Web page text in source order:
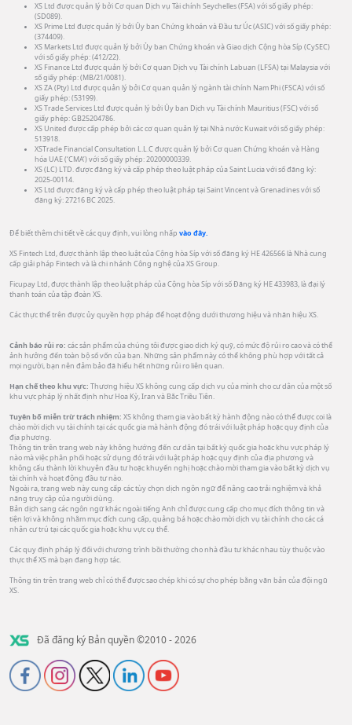
XS Ltd được quản lý bởi Cơ quan Dịch vụ Tài chính Seychelles (FSA) với số giấy phép:
(SD089).
XS Prime Ltd được quản lý bởi Ủy ban Chứng khoán và Đầu tư Úc (ASIC) với số giấy phép:
(374409).
XS Markets Ltd được quản lý bởi Ủy ban Chứng khoán và Giao dịch Cộng hòa Síp (CySEC)
với số giấy phép: (412/22).
XS Finance Ltd được quản lý bởi Cơ quan Dịch vụ Tài chính Labuan (LFSA) tại Malaysia với
số giấy phép: (MB/21/0081).
XS ZA (Pty) Ltd được quản lý bởi Cơ quan quản lý ngành tài chính Nam Phi (FSCA) với số
giấy phép: (53199).
XS Trade Services Ltd được quản lý bởi Ủy ban Dịch vụ Tài chính Mauritius (FSC) với số
giấy phép: GB25204786.
XS United được cấp phép bởi các cơ quan quản lý tại Nhà nước Kuwait với số giấy phép:
513918.
XSTrade Financial Consultation L.L.C được quản lý bởi Cơ quan Chứng khoán và Hàng
hóa UAE (‘CMA’) với số giấy phép: 20200000339.
XS (LC) LTD. được đăng ký và cấp phép theo luật pháp của Saint Lucia với số đăng ký:
2025-00114.
XS Ltd được đăng ký và cấp phép theo luật pháp tại Saint Vincent và Grenadines với số
đăng ký: 27216 BC 2025.
Để biết thêm chi tiết về các quy định, vui lòng nhấp vào đây.
XS Fintech Ltd, được thành lập theo luật của Cộng hòa Síp với số đăng ký HE 426566 là Nhà cung
cấp giải pháp Fintech và là chi nhánh Công nghệ của XS Group.
Ficupay Ltd, được thành lập theo luật pháp của Cộng hòa Síp với số Đăng ký HE 433983, là đại lý
thanh toán của tập đoàn XS.
Các thực thể trên được ủy quyền hợp pháp để hoạt động dưới thương hiệu và nhãn hiệu XS.
Cảnh báo rủi ro: các sản phẩm của chúng tôi được giao dịch ký quỹ, có mức độ rủi ro cao và có thể
ảnh hưởng đến toàn bộ số vốn của bạn. Những sản phẩm này có thể không phù hợp với tất cả
mọi người, bạn nên đảm bảo đã hiểu hết những rủi ro liên quan.
Hạn chế theo khu vực: Thương hiệu XS không cung cấp dịch vụ của mình cho cư dân của một số
khu vực pháp lý nhất định như Hoa Kỳ, Iran và Bắc Triều Tiên.
Tuyên bố miễn trừ trách nhiệm: XS không tham gia vào bất kỳ hành động nào có thể được coi là
chào mời dịch vụ tài chính tại các quốc gia mà hành động đó trái với luật pháp hoặc quy định của
địa phương.
Thông tin trên trang web này không hướng đến cư dân tại bất kỳ quốc gia hoặc khu vực pháp lý
nào mà việc phân phối hoặc sử dụng đó trái với luật pháp hoặc quy định của địa phương và
không cấu thành lời khuyên đầu tư hoặc khuyến nghị hoặc chào mời tham gia vào bất kỳ dịch vụ
tài chính và hoạt động đầu tư nào.
Ngoài ra, trang web này cung cấp các tùy chọn dịch ngôn ngữ để nâng cao trải nghiệm và khả
năng truy cập của người dùng.
Bản dịch sang các ngôn ngữ khác ngoài tiếng Anh chỉ được cung cấp cho mục đích thông tin và
tiện lợi và không nhằm mục đích cung cấp, quảng bá hoặc chào mời dịch vụ tài chính cho các cá
nhân cư trú tại các quốc gia hoặc khu vực cụ thể.
Các quy định pháp lý đối với chương trình bồi thường cho nhà đầu tư khác nhau tùy thuộc vào
thực thể XS mà bạn đang hợp tác.
Thông tin trên trang web chỉ có thể được sao chép khi có sự cho phép bằng văn bản của đội ngũ
XS.
Đã đăng ký Bản quyền ©2010 - 2026